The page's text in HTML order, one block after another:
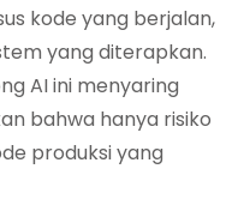
kode yang berjalan,
yang diterapkan.
AI ini menyaring
bahwa hanya risiko
produksi yang